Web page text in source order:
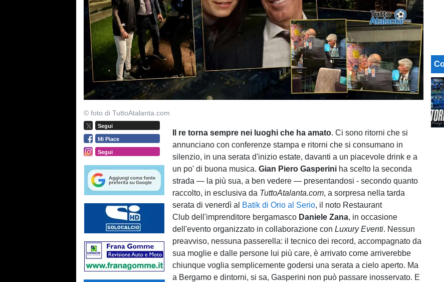
© foto di TuttoAtalanta.com
Segui
Mi Piace
Segui
Il re torna sempre nei luoghi che ha amato. Ci sono ritorni che si
annunciano con conferenze stampa e ritorni che si consumano in
silenzio, in una serata d'inizio estate, davanti a un piacevole drink e a
un po' di buona musica.Gian Piero Gasperini ha scelto la seconda
strada — la più sua, a ben vedere — presentandosi - secondo quanto
raccolto, in esclusiva da TuttoAtalanta.com, a sorpresa nella tarda
serata di venerdì al
Batik di Orio al Serio, il noto Restaurant
Club dell'imprenditore bergamasco Daniele Zana, in occasione
dell'evento organizzato in collaborazione conLuxury Eventi. Nessun
preavviso, nessuna passerella: il tecnico dei record, accompagnato da
sua moglie e dalle persone lui più care, è arrivato come arriverebbe
chiunque voglia semplicemente godersi una serata a cielo aperto. Ma
a Bergamo e dintorni, si sa, Gasperini non può passare inosservato. E